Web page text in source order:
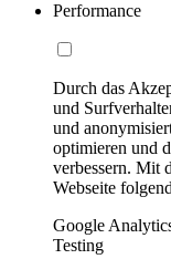
Performance
Durch das
und
und
optimieren und
verbessern. Mit
Webseite
Google
Testing